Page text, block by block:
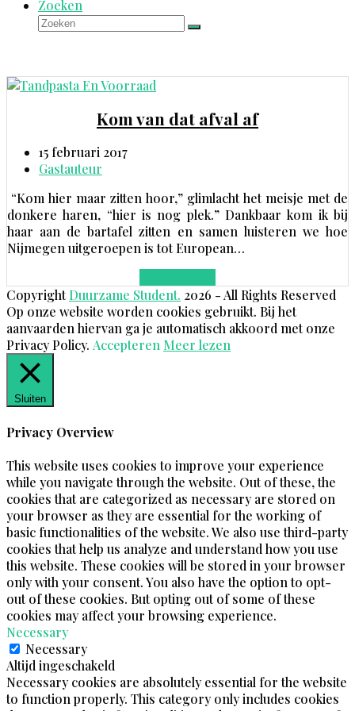
Zoeken
Zoeken
Verzenden
Kom van dat afval af
15 februari 2017
Gastauteur
“Kom hier maar zitten hoor,” glimlacht het meisje met de
donkere haren, “hier is nog plek.” Dankbaar kom ik bij
haar aan de bartafel zitten en samen luisteren we hoe
Nijmegen uitgeroepen is tot European…
CopyrightDuurzame Student. 2026 - All Rights Reserved
Op onze website worden cookies gebruikt. Bij het
aanvaarden hiervan ga je automatisch akkoord met onze
Privacy Policy. Accepteren Meer lezen
Sluiten
Privacy Overview
This website uses cookies to improve your experience
while you navigate through the website. Out of these, the
cookies that are categorized as necessary are stored on
your browser as they are essential for the working of
basic functionalities of the website. We also use third-party
cookies that help us analyze and understand how you use
this website. These cookies will be stored in your browser
only with your consent. You also have the option to opt-
out of these cookies. But opting out of some of these
cookies may affect your browsing experience.
Necessary
Necessary
Altijd ingeschakeld
Necessary cookies are absolutely essential for the website
to function properly. This category only includes cookies